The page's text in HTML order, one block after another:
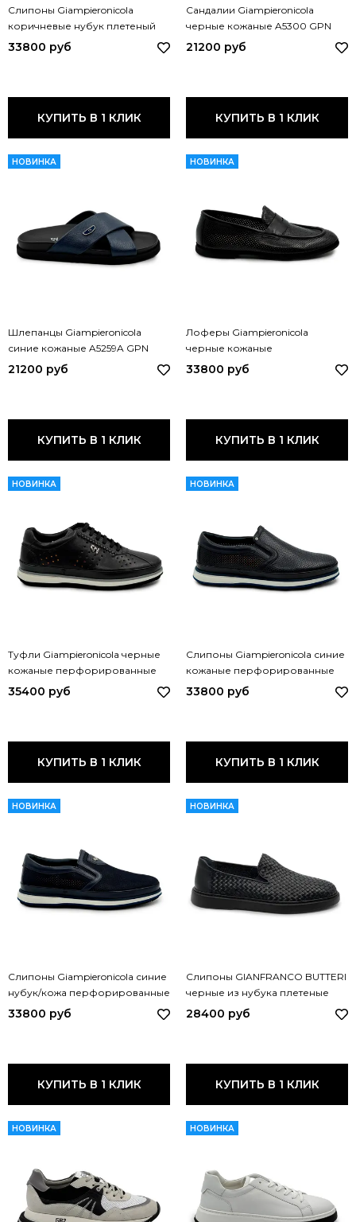
Слипоны Giampieronicola
коричневые нубук плетеный
H44557C GPN MORO
33800 руб
КУПИТЬ В 1 КЛИК
Сандалии Giampieronicola
черные кожаные A5300 GPN
NERO
21200 руб
КУПИТЬ В 1 КЛИК
НОВИНКА
Шлепанцы Giampieronicola
синие кожаные A5259A GPN
BLU
21200 руб
КУПИТЬ В 1 КЛИК
НОВИНКА
Лоферы Giampieronicola
черные кожаные
перфорированные N45410A
33800 руб
КУПИТЬ В 1 КЛИК
НОВИНКА
Туфли Giampieronicola черные
кожаные перфорированные
F338184 GPN NERO
35400 руб
КУПИТЬ В 1 КЛИК
НОВИНКА
Слипоны Giampieronicola синие
кожаные перфорированные
F33885A GPN BLU
33800 руб
КУПИТЬ В 1 КЛИК
НОВИНКА
Слипоны Giampieronicola синие
нубук/кожа перфорированные
F33885B GPN BLU
33800 руб
КУПИТЬ В 1 КЛИК
НОВИНКА
Слипоны GIANFRANCO BUTTERI
черные из нубука плетеные
82604 BUT NERO
28400 руб
КУПИТЬ В 1 КЛИК
НОВИНКА НОВИНКА